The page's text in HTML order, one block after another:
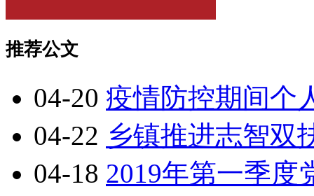
推荐公文
04-20 疫情防控期间个
04-22 乡镇推进志智双
04-18 2019年第一季度